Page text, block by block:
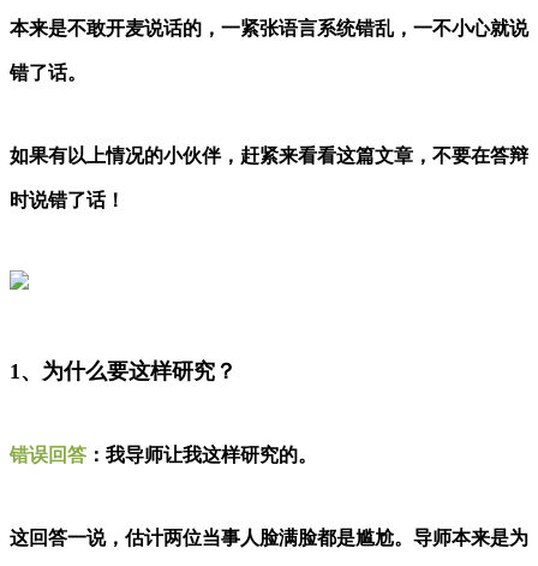
本来是不敢开麦说话的，一紧张语言系统错乱，一不小心就说
错了话。
如果有以上情况的小伙伴，赶紧来看看这篇文章，不要在答辩
时说错了话！
1、为什么要这样研究？
错误回答 ： 我导师让我这样研究的。
这回答一说，估计两位当事人脸满脸都是尴尬。导师本来是为